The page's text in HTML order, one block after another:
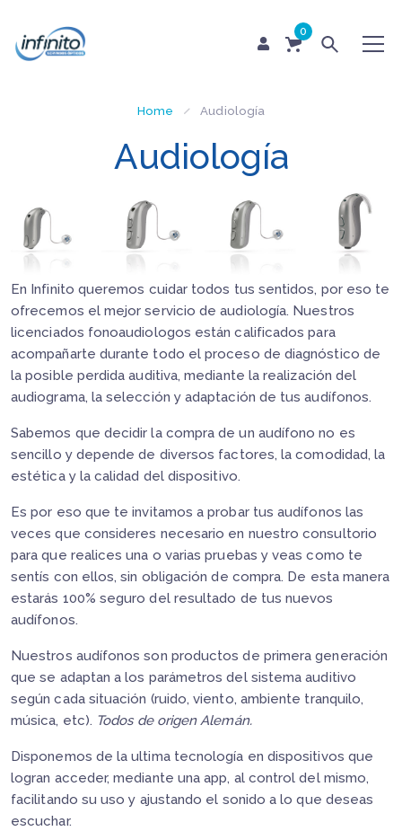
0
Home Audiología
Audiología
En Infinito queremos cuidar todos tus sentidos, por eso te
ofrecemos el mejor servicio de audiología. Nuestros
licenciados fonoaudiologos están calificados para
acompañarte durante todo el proceso de diagnóstico de
la posible perdida auditiva, mediante la realización del
audiograma, la selección y adaptación de tus audífonos.
Sabemos que decidir la compra de un audífono no es
sencillo y depende de diversos factores, la comodidad, la
estética y la calidad del dispositivo.
Es por eso que te invitamos a probar tus audífonos las
veces que consideres necesario en nuestro consultorio
para que realices una o varias pruebas y veas como te
sentís con ellos, sin obligación de compra. De esta manera
estarás 100% seguro del resultado de tus nuevos
audífonos.
Nuestros audífonos son productos de primera generación
que se adaptan a los parámetros del sistema auditivo
según cada situación (ruido, viento, ambiente tranquilo,
música, etc). Todos de origen Alemán.
Disponemos de la ultima tecnología en dispositivos que
logran acceder, mediante una app, al control del mismo,
facilitando su uso y ajustando el sonido a lo que deseas
escuchar.